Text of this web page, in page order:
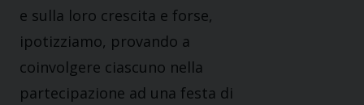
e sulla loro crescita e forse,
ipotizziamo, provando a
coinvolgere ciascuno nella
partecipazione ad una festa di